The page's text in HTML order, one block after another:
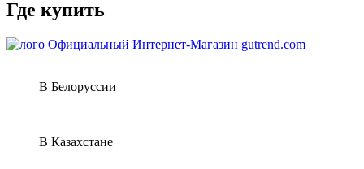
Где купить
Официальный Интернет-Магазин gutrend.com
В Белоруссии
В Казахстане